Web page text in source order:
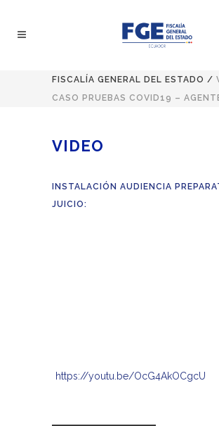
FISCALÍA GENERAL DEL ESTADO /
CASO PRUEBAS COVID19 –
VIDEO
INSTALACIÓN AUDIENCIA
JUICIO:
https://youtu.be/OcG4AkOCgcU